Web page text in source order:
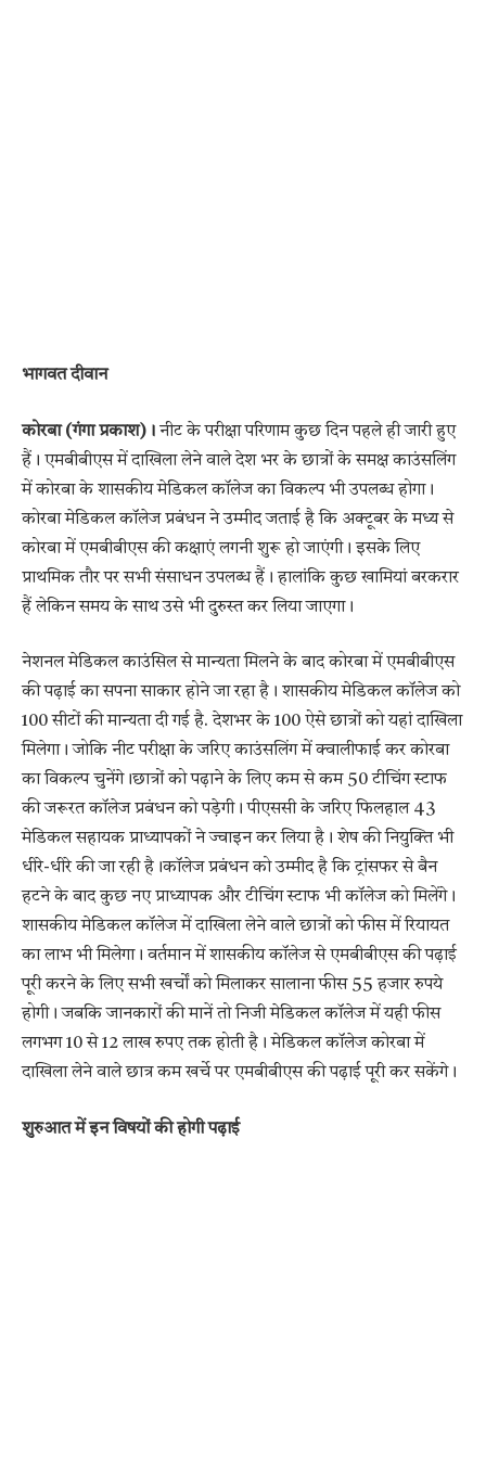
भागवत दीवान
कोरबा (गंगा प्रकाश)। नीट के परीक्षा परिणाम कुछ दिन पहले ही जारी हुए
हैं। एमबीबीएस में दाखिला लेने वाले देश भर के छात्रों के समक्ष काउंसलिंग
में कोरबा के शासकीय मेडिकल कॉलेज का विकल्प भी उपलब्ध होगा।
कोरबा मेडिकल कॉलेज प्रबंधन ने उम्मीद जताई है कि अक्टूबर के मध्य से
कोरबा में एमबीबीएस की कक्षाएं लगनी शुरू हो जाएंगी। इसके लिए
प्राथमिक तौर पर सभी संसाधन उपलब्ध हैं। हालांकि कुछ खामियां बरकरार
हैं लेकिन समय के साथ उसे भी दुरुस्त कर लिया जाएगा।
नेशनल मेडिकल काउंसिल से मान्यता मिलने के बाद कोरबा में एमबीबीएस
की पढ़ाई का सपना साकार होने जा रहा है। शासकीय मेडिकल कॉलेज को
100 सीटों की मान्यता दी गई है. देशभर के 100 ऐसे छात्रों को यहां दाखिला
मिलेगा। जोकि नीट परीक्षा के जरिए काउंसलिंग में क्वालीफाई कर कोरबा
का विकल्प चुनेंगे।छात्रों को पढ़ाने के लिए कम से कम 50 टीचिंग स्टाफ
की जरूरत कॉलेज प्रबंधन को पड़ेगी। पीएससी के जरिए फिलहाल 43
मेडिकल सहायक प्राध्यापकों ने ज्वाइन कर लिया है। शेष की नियुक्ति भी
धीरे-धीरे की जा रही है।कॉलेज प्रबंधन को उम्मीद है कि ट्रांसफर से बैन
हटने के बाद कुछ नए प्राध्यापक और टीचिंग स्टाफ भी कॉलेज को मिलेंगे।
शासकीय मेडिकल कॉलेज में दाखिला लेने वाले छात्रों को फीस में रियायत
का लाभ भी मिलेगा। वर्तमान में शासकीय कॉलेज से एमबीबीएस की पढ़ाई
पूरी करने के लिए सभी खर्चों को मिलाकर सालाना फीस 55 हजार रुपये
होगी। जबकि जानकारों की मानें तो निजी मेडिकल कॉलेज में यही फीस
लगभग 10 से 12 लाख रुपए तक होती है। मेडिकल कॉलेज कोरबा में
दाखिला लेने वाले छात्र कम खर्चे पर एमबीबीएस की पढ़ाई पूरी कर सकेंगे।
शुरुआत में इन विषयों की होगी पढ़ाई